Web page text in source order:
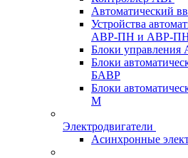
Автоматический
Устройства
АВР-ПН и АВР-
Блоки
Блоки
БАВР
Блоки
М
Электродвигатели
Асинхронные